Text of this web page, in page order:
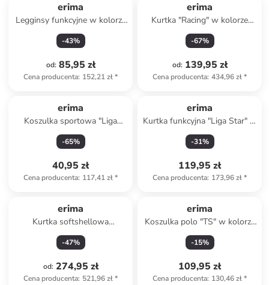
erima
Legginsy funkcyjne w kolorze
szarym
-43%
od: 85,95 zł
Cena producenta: 152,21 zł*
erima
Kurtka "Racing" w kolorze
czarnym do biegania
-67%
od: 139,95 zł
Cena producenta: 434,96 zł*
erima
Koszulka sportowa "Liga
Trikot" w kolorze błękitnym
-65%
40,95 zł
Cena producenta: 117,41 zł*
erima
Kurtka funkcyjna "Liga Star" w
kolorze czarnym
-31%
119,95 zł
Cena producenta: 173,96 zł*
erima
Kurtka softshellowa
"Function" w kolorze czarnym
-47%
od: 274,95 zł
Cena producenta: 521,96 zł*
erima
Koszulka polo "TS" w kolorze
szarobrązowym
-15%
109,95 zł
Cena producenta: 130,46 zł*